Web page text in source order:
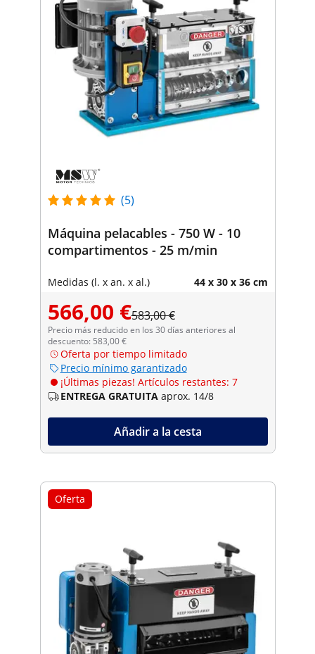
(5)
Máquina pelacables - 750 W - 10
compartimentos - 25 m/min
Medidas (l. x an. x al.) 44 x 30 x 36 cm
566,00 €583,00 €
Precio más reducido en los 30 días anteriores al
descuento: 583,00 €
Oferta por tiempo limitado
Precio mínimo garantizado
¡Últimas piezas! Artículos restantes: 7
ENTREGA GRATUITA aprox. 14/8
Añadir a la cesta
Oferta